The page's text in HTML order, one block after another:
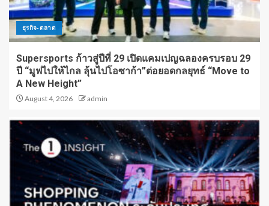
ธุรกิจ-ตลาด
Supersports ก้าวสู่ปีที่ 29 เปิดแคมเปญฉลองครบรอบ 29
ปี “มูฟไปให้ไกล ลุ้นไปโอซาก้า”ต่อยอดกลยุทธ์ “Move to
A New Height”
August 4, 2026 admin